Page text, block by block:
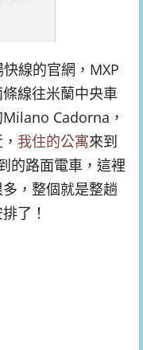
線的官網，MXP
線往米蘭中央車
Cadorna，
我住的公寓來到
的路面電車，這裡
，整個就是整趟
了！